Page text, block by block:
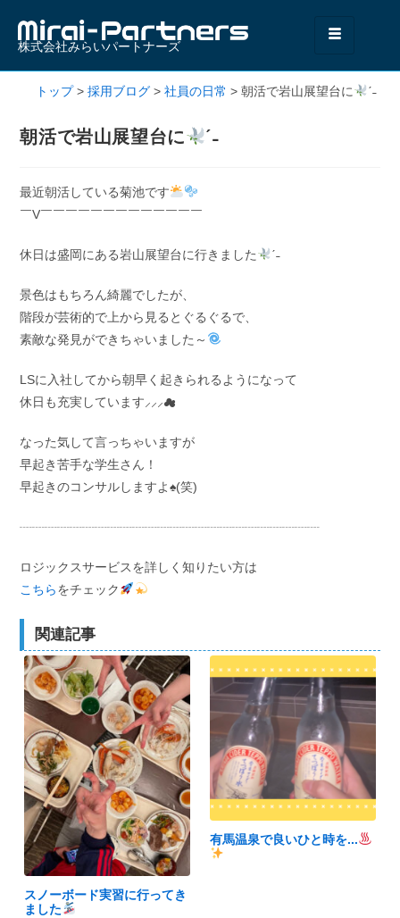
株式会社みらいパートナーズ
トップ> 採用ブログ > 社員の日常 > 朝活で岩山展望台に ˊ˗
朝活で岩山展望台に ˊ˗
最近朝活している菊池です
￣V￣￣￣￣￣￣￣￣￣￣￣￣￣
休日は盛岡にある岩山展望台に行きました ˊ˗
景色はもちろん綺麗でしたが、
階段が芸術的で上から見るとぐるぐるで、
素敵な発見ができちゃいました～
LSに入社してから朝早く起きられるようになって
休日も充実しています⸝⸝⸝☁
なった気して言っちゃいますが
早起き苦手な学生さん！
早起きのコンサルしますよ♠️(笑)
┈┈┈┈┈┈┈┈┈┈┈┈┈┈┈┈┈┈┈┈┈┈┈┈
ロジックスサービスを詳しく知りたい方は
こちらをチェック
関連記事
スノーボード実習に行ってき
ました
有馬温泉で良いひと時を...